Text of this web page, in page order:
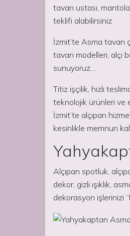
tavan ustası,
teklifi alabilirsiniz
İzmit’te Asma tavan
tavan modelleri, alçı
sunuyoruz…
Titiz işçilik, hızlı
teknolojik ürünleri ve
İzmit’te alçıpan
kesinlikle memnun
Alçıpan spotluk,
dekor, gizli ışıklık,
dekorasyon işlerinizi